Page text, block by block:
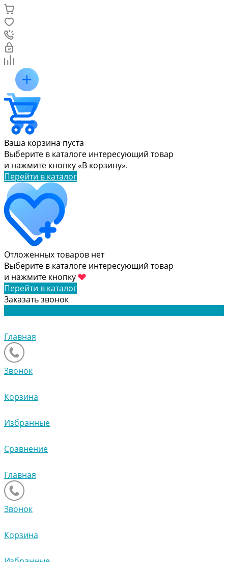
Ваша корзина пуста
Выберите в каталоге интересующий товар
и нажмите кнопку «В корзину».
Перейти в каталог
Отложенных товаров нет
Выберите в каталоге интересующий товар
и нажмите кнопку
Перейти в каталог
Заказать звонок
Главная
Звонок
Корзина
Избранные
Сравнение
Главная
Звонок
Корзина